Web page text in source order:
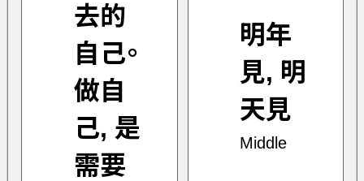
去的
自己。
做自
己, 是
需要
明年
見, 明
天見
Middle